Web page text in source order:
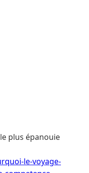
plus épanouie
le-voyage-